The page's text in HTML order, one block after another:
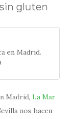
gluten
en Madrid.
Madrid, La Mar
nos hacen